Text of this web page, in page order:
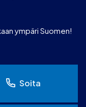
ympäri Suomen!
Soita